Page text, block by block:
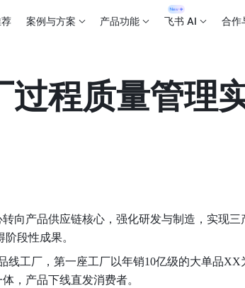
案例与方案 产品功能 飞书 AI 合作
过程质量管理
向产品供应链核心，强化研发与制造，实现
段性成果。
线工厂，第一座工厂以年销10亿级的大单品
，产品下线直发消费者。